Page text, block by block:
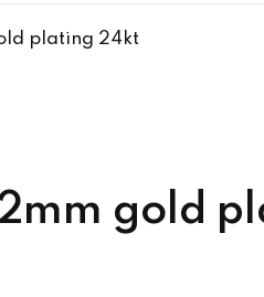
plating 24kt
gold